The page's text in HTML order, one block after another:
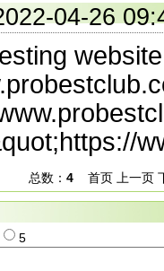
04-26
总数： 4首页 上一页
5